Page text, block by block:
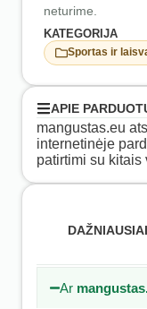
neturime.
KATEGORIJA
Sportas ir
APIE
mangustas.eu
internetinėje
patirtimi su kitais
Ar